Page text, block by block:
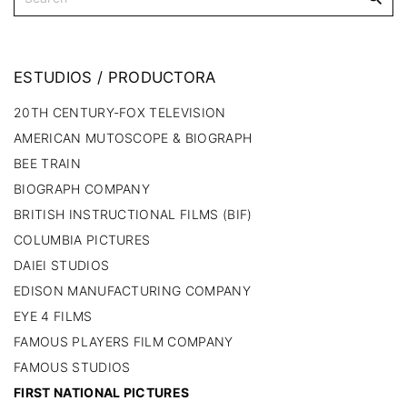
ESTUDIOS / PRODUCTORA
20TH CENTURY-FOX TELEVISION
AMERICAN MUTOSCOPE & BIOGRAPH
BEE TRAIN
BIOGRAPH COMPANY
BRITISH INSTRUCTIONAL FILMS (BIF)
COLUMBIA PICTURES
DAIEI STUDIOS
EDISON MANUFACTURING COMPANY
EYE 4 FILMS
FAMOUS PLAYERS FILM COMPANY
FAMOUS STUDIOS
FIRST NATIONAL PICTURES